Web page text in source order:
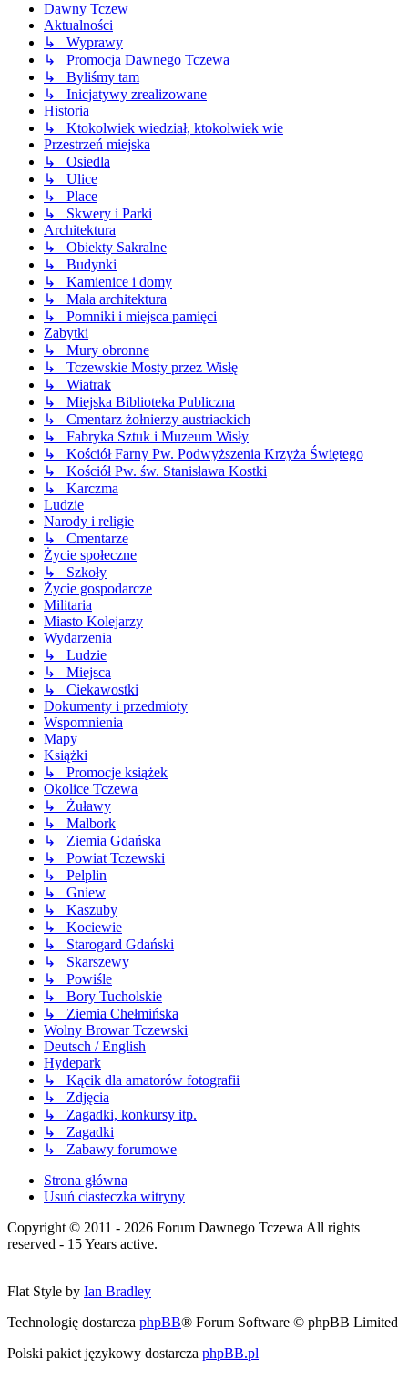
Dawny Tczew
Aktualności
↳ Wyprawy
↳ Promocja Dawnego Tczewa
↳ Byliśmy tam
↳ Inicjatywy zrealizowane
Historia
↳ Ktokolwiek wiedział, ktokolwiek wie
Przestrzeń miejska
↳ Osiedla
↳ Ulice
↳ Place
↳ Skwery i Parki
Architektura
↳ Obiekty Sakralne
↳ Budynki
↳ Kamienice i domy
↳ Mała architektura
↳ Pomniki i miejsca pamięci
Zabytki
↳ Mury obronne
↳ Tczewskie Mosty przez Wisłę
↳ Wiatrak
↳ Miejska Biblioteka Publiczna
↳ Cmentarz żołnierzy austriackich
↳ Fabryka Sztuk i Muzeum Wisły
↳ Kościół Farny Pw. Podwyższenia Krzyża Świętego
↳ Kościół Pw. św. Stanisława Kostki
↳ Karczma
Ludzie
Narody i religie
↳ Cmentarze
Życie społeczne
↳ Szkoły
Życie gospodarcze
Militaria
Miasto Kolejarzy
Wydarzenia
↳ Ludzie
↳ Miejsca
↳ Ciekawostki
Dokumenty i przedmioty
Wspomnienia
Mapy
Książki
↳ Promocje książek
Okolice Tczewa
↳ Żuławy
↳ Malbork
↳ Ziemia Gdańska
↳ Powiat Tczewski
↳ Pelplin
↳ Gniew
↳ Kaszuby
↳ Kociewie
↳ Starogard Gdański
↳ Skarszewy
↳ Powiśle
↳ Bory Tucholskie
↳ Ziemia Chełmińska
Wolny Browar Tczewski
Deutsch / English
Hydepark
↳ Kącik dla amatorów fotografii
↳ Zdjęcia
↳ Zagadki, konkursy itp.
↳ Zagadki
↳ Zabawy forumowe
Strona główna
Usuń ciasteczka witryny
Copyright © 2011 - 2026 Forum Dawnego Tczewa All rights
reserved - 15 Years active.
Flat Style by Ian Bradley
Technologię dostarcza phpBB® Forum Software © phpBB Limited
Polski pakiet językowy dostarcza phpBB.pl